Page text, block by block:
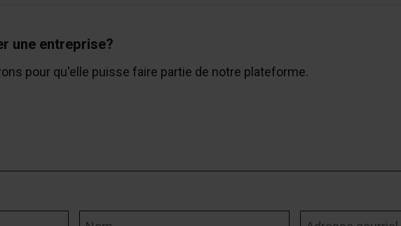
une entreprise?
pour qu'elle puisse faire partie de notre plateforme.